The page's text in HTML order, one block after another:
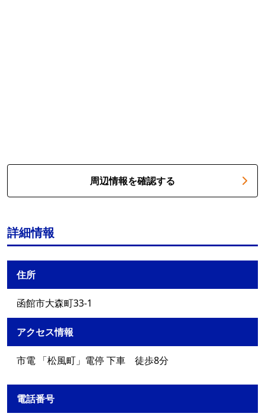
周辺情報を確認する
詳細情報
住所
函館市大森町33-1
アクセス情報
市電 「松風町」電停 下車 徒歩8分
電話番号